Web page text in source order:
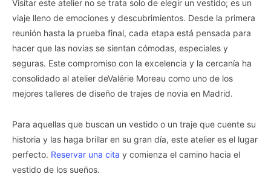
Visitar este atelier no se trata solo de elegir un vestido; es un
viaje lleno de emociones y descubrimientos. Desde la primera
reunión hasta la prueba final, cada etapa está pensada para
hacer que las novias se sientan cómodas, especiales y
seguras. Este compromiso con la excelencia y la cercanía ha
consolidado al atelier deValérie Moreau como uno de los
mejores talleres de diseño de trajes de novia en Madrid.
Para aquellas que buscan un vestido o un traje que cuente su
historia y las haga brillar en su gran día, este atelier es el lugar
perfecto. Reservar una cita y comienza el camino hacia el
vestido de los sueños.